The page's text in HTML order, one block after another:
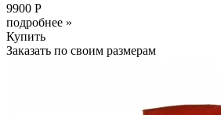
9900 Р
подробнее »
Купить
Заказать по своим размерам